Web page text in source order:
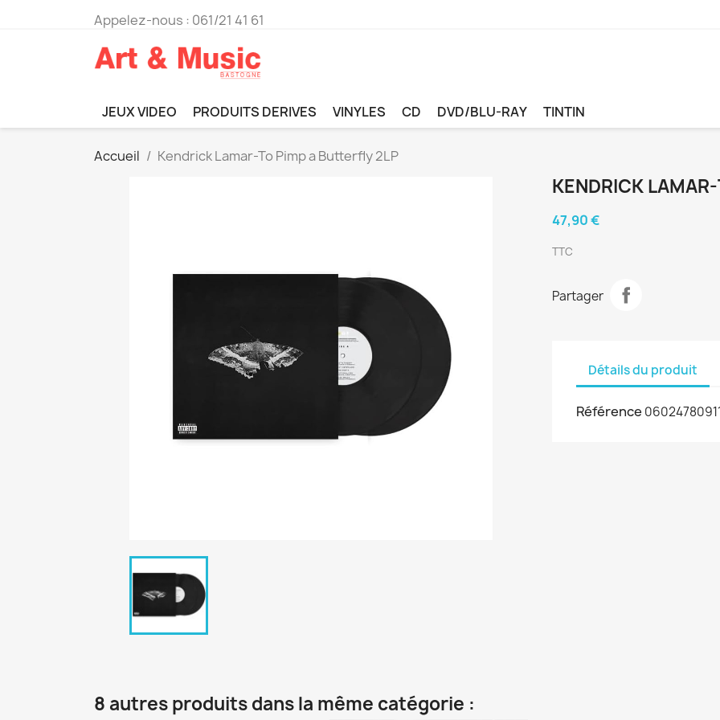
Appelez-nous : 061/21 41 61
JEUX VIDEO PRODUITS DERIVES VINYLES CD DVD/BLU-RAY TINTIN
Accueil Kendrick Lamar-To Pimp a Butterfly 2LP
KENDRICK
47,90 €
TTC
Partager
Détails du produit
Référence
8 autres produits dans la même catégorie :